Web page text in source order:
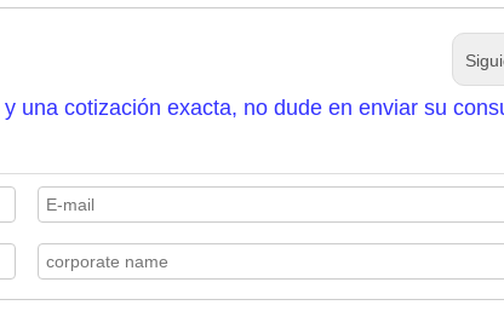
una cotización exacta, no dude en enviar su